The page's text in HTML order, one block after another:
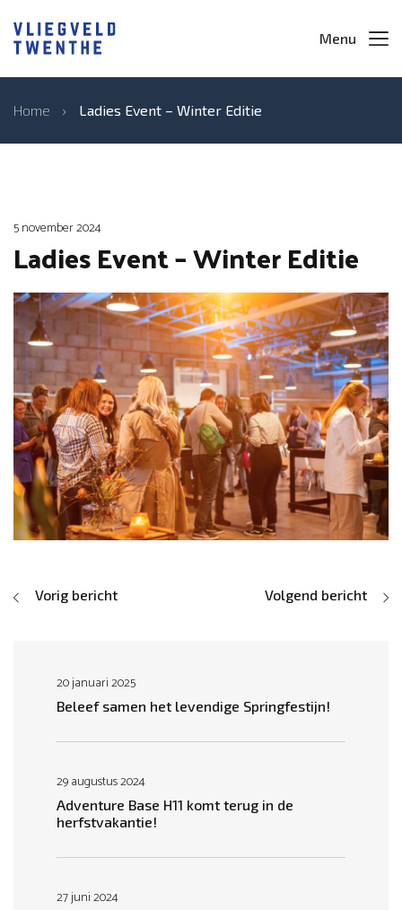
Menu
Home › Ladies Event – Winter Editie
5 november 2024
Ladies Event – Winter Editie
Volgend bericht
Vorig bericht
20 januari 2025
Beleef samen het levendige Springfestijn!
29 augustus 2024
Adventure Base H11 komt terug in de
herfstvakantie!
27 juni 2024